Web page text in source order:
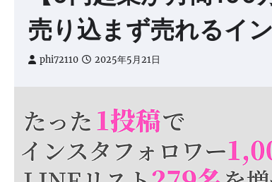
売り込まず売れるイ
phi72110 2025年5月21日